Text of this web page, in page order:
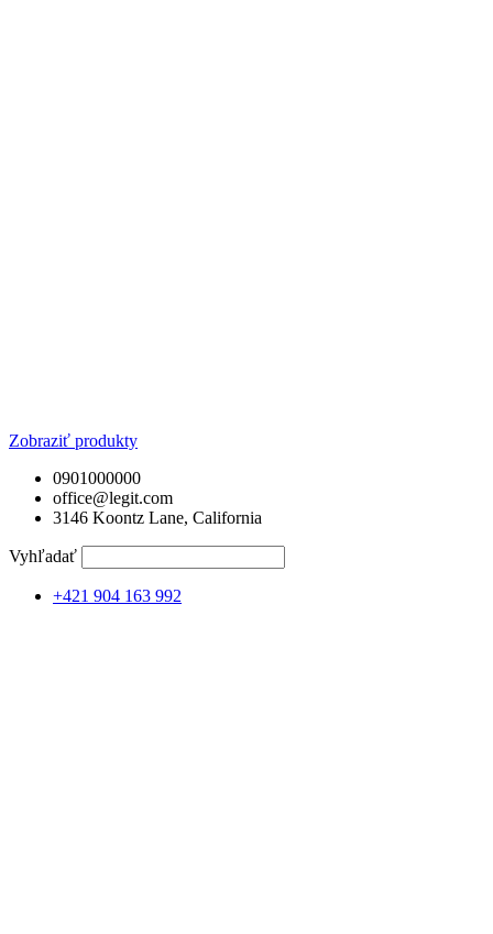
Zobraziť produkty
0901000000
office@legit.com
3146 Koontz Lane, California
Vyhľadať
+421 904 163 992